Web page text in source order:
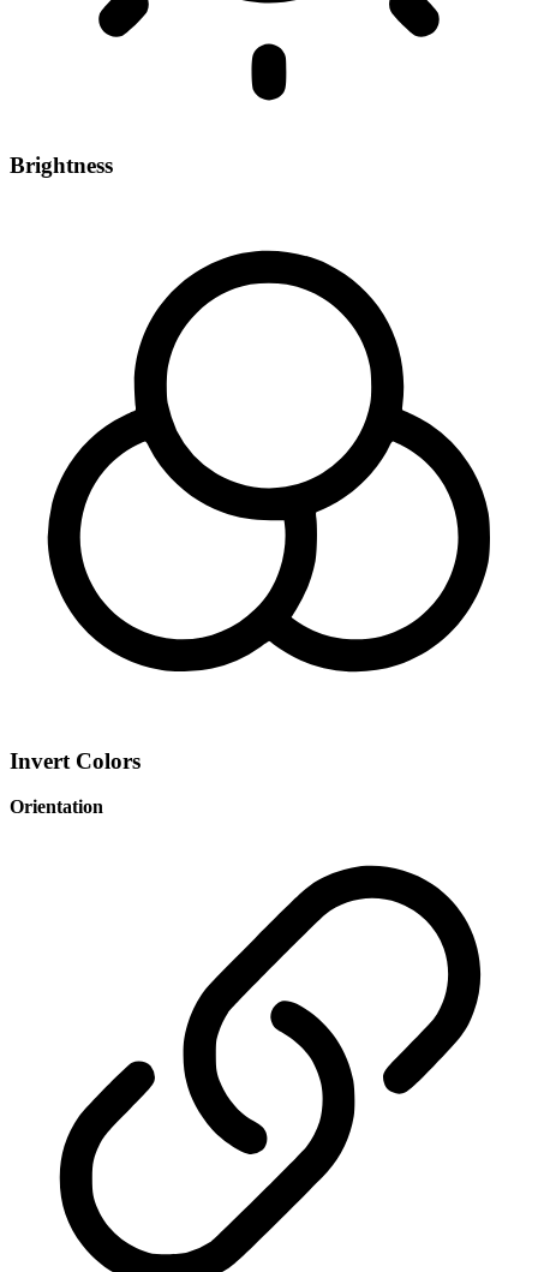
Brightness
Invert Colors
Orientation